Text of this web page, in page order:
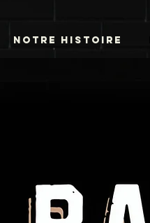
NOTRE HISTOIRE